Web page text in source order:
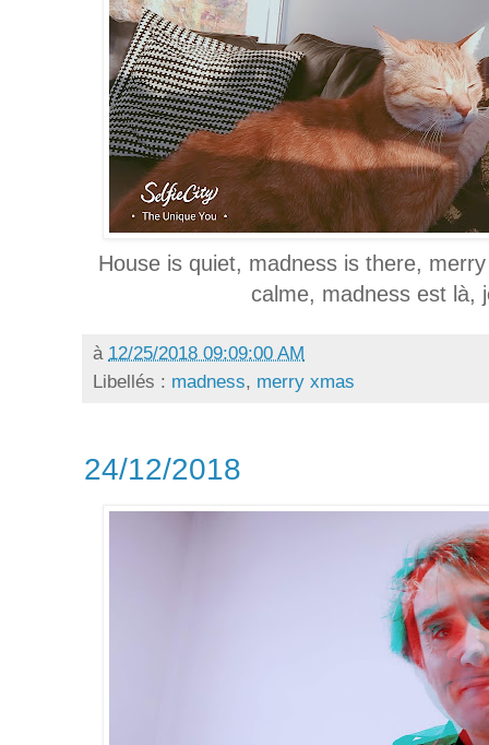
House is quiet, madness is there,
calme, madness est là,
à 12/25/2018 09:09:00 AM
Libellés : madness, merry xmas
24/12/2018